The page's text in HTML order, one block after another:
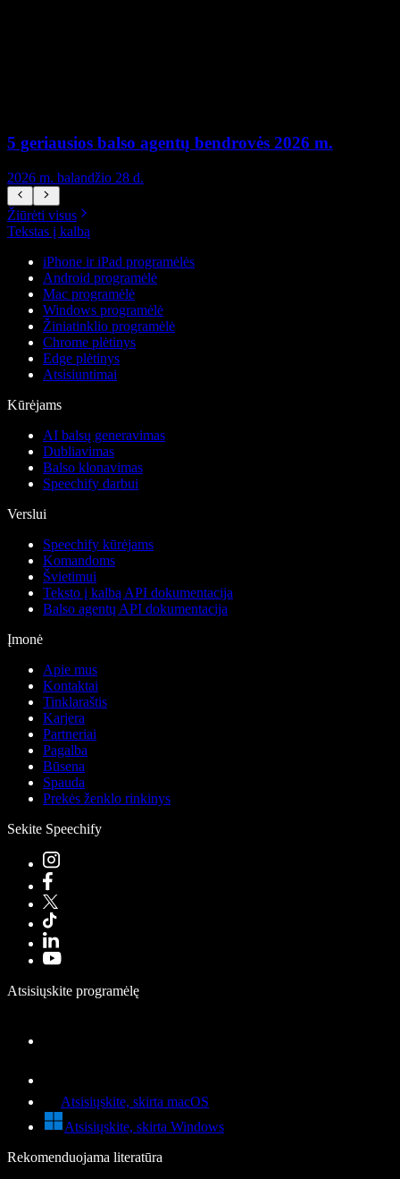
5 geriausios balso agentų bendrovės 2026 m.
2026 m. balandžio 28 d.
Žiūrėti visus
Tekstas į kalbą
iPhone ir iPad programėlės
Android programėlė
Mac programėlė
Windows programėlė
Žiniatinklio programėlė
Chrome plėtinys
Edge plėtinys
Atsisiuntimai
Kūrėjams
AI balsų generavimas
Dubliavimas
Balso klonavimas
Speechify darbui
Verslui
Speechify kūrėjams
Komandoms
Švietimui
Teksto į kalbą API dokumentacija
Balso agentų API dokumentacija
Įmonė
Apie mus
Kontaktai
Tinklaraštis
Karjera
Partneriai
Pagalba
Būsena
Spauda
Prekės ženklo rinkinys
Sekite Speechify
Atsisiųskite programėlę
Atsisiųskite, skirta macOS
Atsisiųskite, skirta Windows
Rekomenduojama literatūra